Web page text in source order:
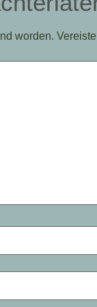
worden.